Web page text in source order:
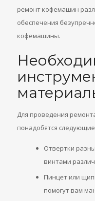
ремонт кофемашин
обеспечения
кофемашины.
Для проведения
понадобятся
Отвертки
винтами
Пинцет или
помогут вам